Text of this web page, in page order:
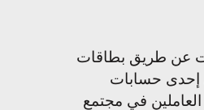
عن طريق بطاقات
إحدى حسابات
في مجتمع